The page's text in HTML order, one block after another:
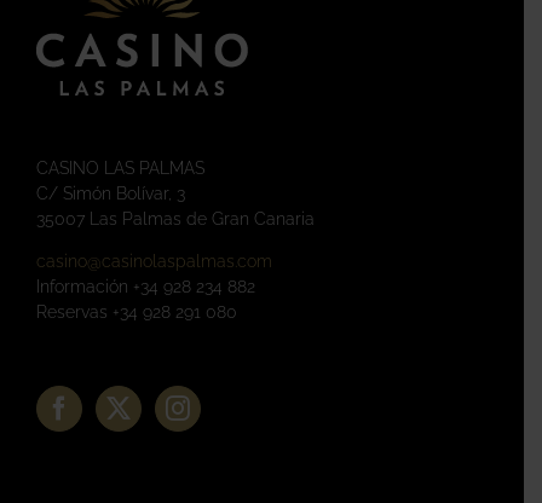
CASINO LAS PALMAS
C/ Simón Bolívar, 3
35007 Las Palmas de Gran Canaria
casino@casinolaspalmas.com
Información +34 928 234 882
Reservas +34 928 291 080